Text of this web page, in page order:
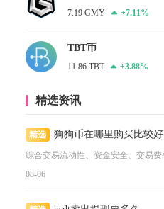
7.19 GMY +7.11%
TBT币
11.86 TBT +3.88%
精选资讯
精选 狗狗币在哪里购买比较好
08-06